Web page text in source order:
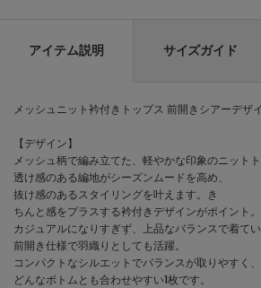
アイテム説明 サイズガイド
メッシュニット衿付きトップス 前開きシアーデザイ
【デザイン】
メッシュ柄で編み立てた、軽やかな印象のニットト
透け感のある編地がシーズンムードを高め、
抜け感のあるスタイリングを叶えます。き
ちんと感をプラスする衿付きデザインがポイント。
カジュアルになりすぎず、上品なバランスで着てい
前開き仕様で羽織りとしても活躍。
コンパクトなシルエットでバランスが取りやすく、
どんなボトムとも合わせやすい1枚です。